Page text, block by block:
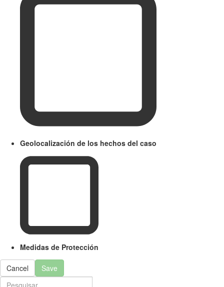
Geolocalización de los hechos del caso
Medidas de Protección
Cancel Save